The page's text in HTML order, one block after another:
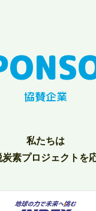
協賛企業
私たちは
炭素プロジェクトを